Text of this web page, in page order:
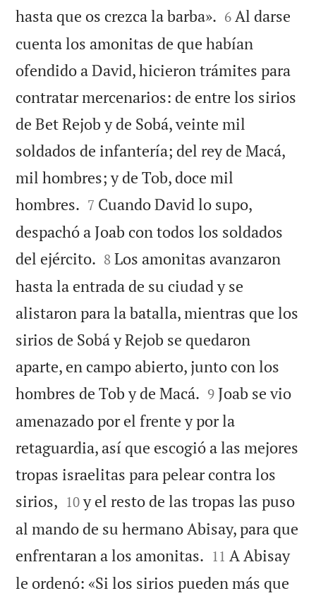
hasta que os crezca la barba». 

6 Al darse
cuenta los amonitas de que habían
ofendido a David, hicieron trámites para
contratar mercenarios: de entre los sirios
de Bet Rejob y de Sobá, veinte mil
soldados de infantería; del rey de Macá,
mil hombres; y de Tob, doce mil
hombres. 

7 Cuando David lo supo,
despachó a Joab con todos los soldados
del ejército. 

8 Los amonitas avanzaron
hasta la entrada de su ciudad y se
alistaron para la batalla, mientras que los
sirios de Sobá y Rejob se quedaron
aparte, en campo abierto, junto con los
hombres de Tob y de Macá. 

9 Joab se vio
amenazado por el frente y por la
retaguardia, así que escogió a las mejores
tropas israelitas para pelear contra los
sirios, 

10 y el resto de las tropas las puso
al mando de su hermano Abisay, para que
enfrentaran a los amonitas. 

11 A Abisay
le ordenó: «Si los sirios pueden más que